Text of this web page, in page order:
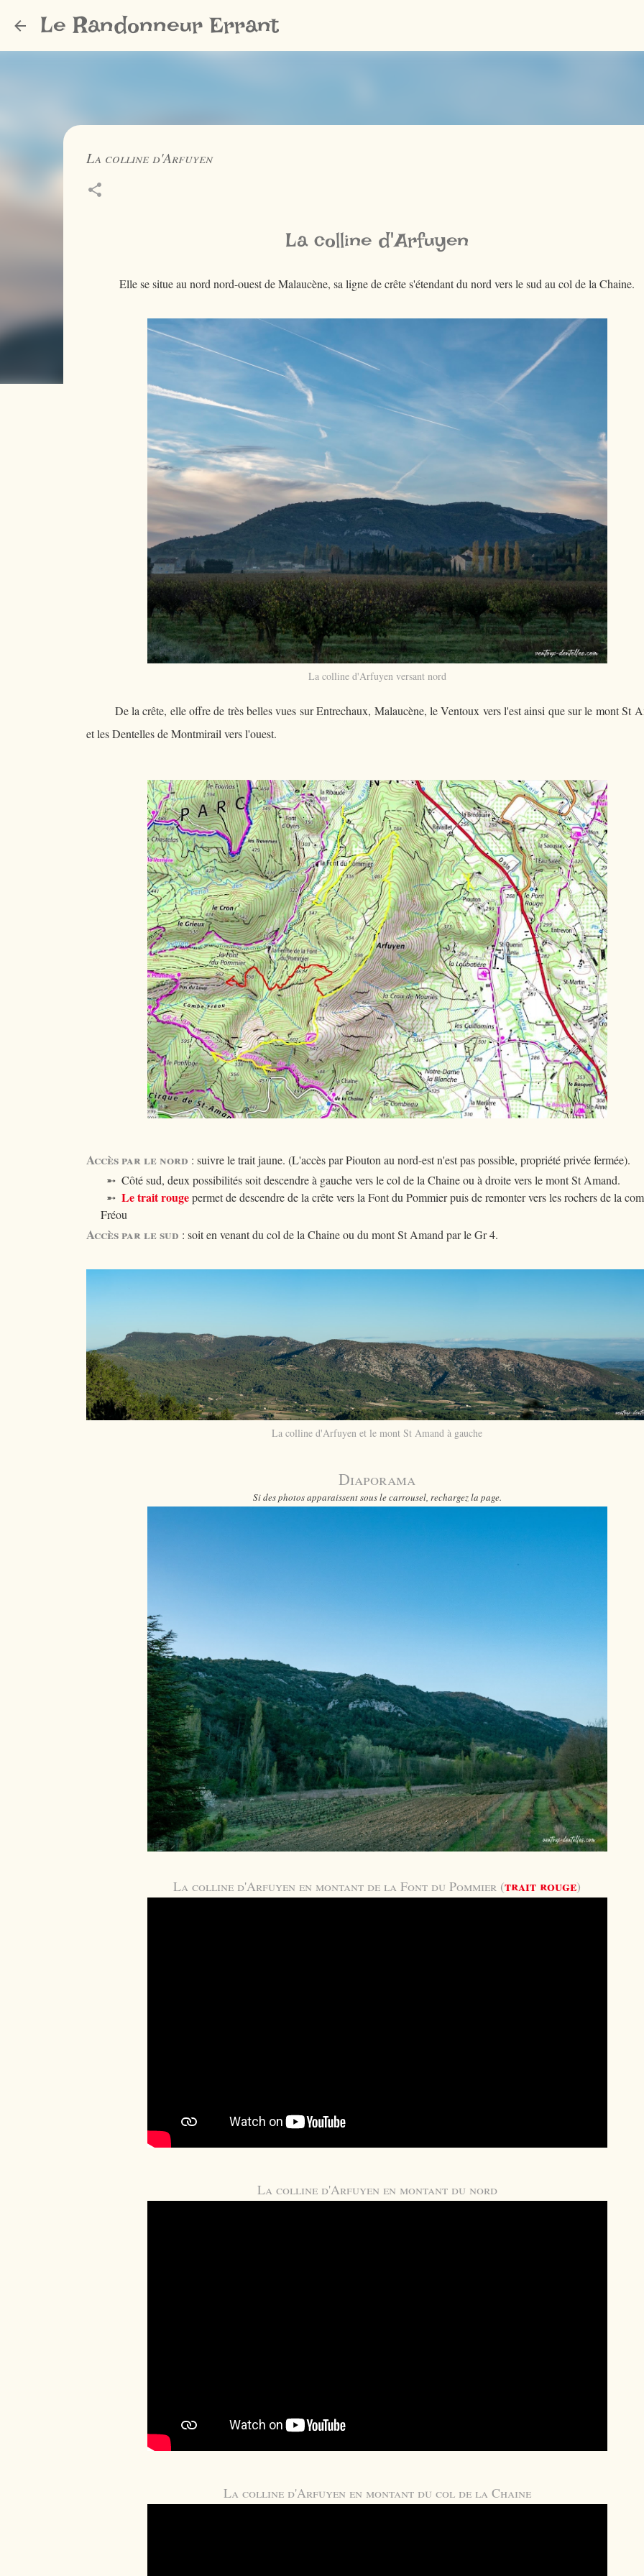
Le Randonneur Errant
La colline d'Arfuyen
La colline d'Arfuyen
Elle se situe au nord nord-ouest de Malaucène, sa ligne de crête s'étendant du nord vers le sud au col de la Chaine.
La colline d'Arfuyen versant nord
De la crête, elle offre de très belles vues sur Entrechaux, Malaucène, le Ventoux vers l'est ainsi que sur le mont St
et les Dentelles de Montmirail vers l'ouest.
Accès par le nord : suivre le trait jaune. (L'accès par Piouton au nord-est n'est pas possible, propriété privée fermée).
➵ Côté sud, deux possibilités soit descendre à gauche vers le col de la Chaine ou à droite vers le mont St Amand.
➵ Le trait rougepermet de descendre de la crête vers la Font du Pommier puis de remonter vers les rochers de la
Fréou
Accès par le sud : soit en venant du col de la Chaine ou du mont St Amand par le Gr 4.
La colline d'Arfuyen et le mont St Amand à gauche
Diaporama
Si des photos apparaissent sous le carrousel, rechargez la page.
La colline d'Arfuyen en montant de la Font du Pommier (trait rouge)
La colline d'Arfuyen en montant du nord
La colline d'Arfuyen en montant du col de la Chaine